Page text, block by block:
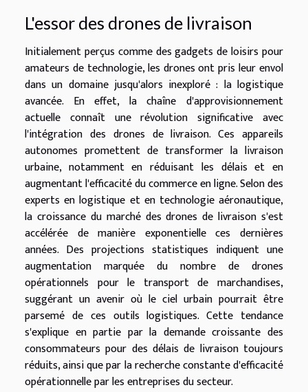
L'essor des drones de livraison
Initialement perçus comme des gadgets de loisirs pour
amateurs de technologie, les drones ont pris leur envol
dans un domaine jusqu'alors inexploré : la logistique
avancée. En effet, la chaîne d'approvisionnement
actuelle connaît une révolution significative avec
l'intégration des drones de livraison. Ces appareils
autonomes promettent de transformer la livraison
urbaine, notamment en réduisant les délais et en
augmentant l'efficacité du commerce en ligne. Selon des
experts en logistique et en technologie aéronautique,
la croissance du marché des drones de livraison s'est
accélérée de manière exponentielle ces dernières
années. Des projections statistiques indiquent une
augmentation marquée du nombre de drones
opérationnels pour le transport de marchandises,
suggérant un avenir où le ciel urbain pourrait être
parsemé de ces outils logistiques. Cette tendance
s'explique en partie par la demande croissante des
consommateurs pour des délais de livraison toujours
réduits, ainsi que par la recherche constante d'efficacité
opérationnelle par les entreprises du secteur.